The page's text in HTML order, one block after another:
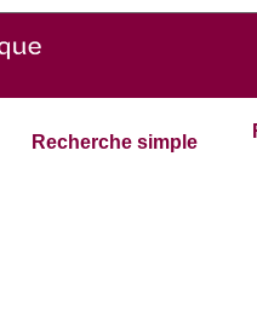
Recherche simple